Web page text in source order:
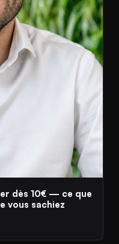
dès 10€ — ce que
vous sachiez